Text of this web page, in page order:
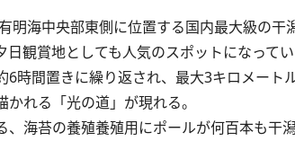
明海中央部東側に位置する国内最大級の
観賞地としても人気のスポットになってい
時間置きに繰り返され、最大3キロメート
れる「光の道」が現れる。
海苔の養殖養殖用にポールが何百本も干